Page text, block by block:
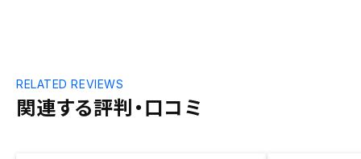
関連する評判・口コミ
RELATED REVIEWS